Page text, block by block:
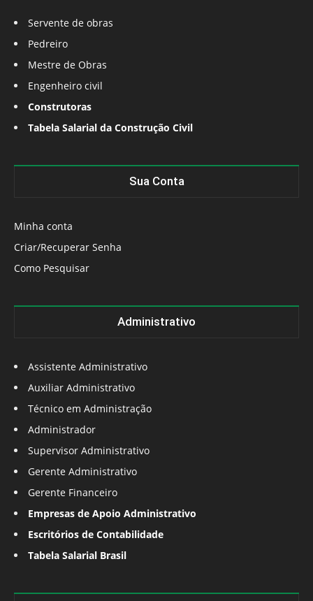
Servente de obras
Pedreiro
Mestre de Obras
Engenheiro civil
Construtoras
Tabela Salarial da Construção Civil
Sua Conta
Minha conta
Criar/Recuperar Senha
Como Pesquisar
Administrativo
Assistente Administrativo
Auxiliar Administrativo
Técnico em Administração
Administrador
Supervisor Administrativo
Gerente Administrativo
Gerente Financeiro
Empresas de Apoio Administrativo
Escritórios de Contabilidade
Tabela Salarial Brasil